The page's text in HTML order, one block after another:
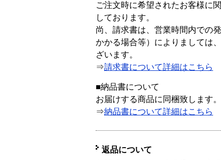
ご注文時に希望されたお客様に
しております。
尚、請求書は、営業時間内での
かかる場合等）によりましては
ざいます。
⇒請求書について詳細はこちら
■納品書について
お届けする商品に同梱致します。
⇒納品書について詳細はこちら
返品について